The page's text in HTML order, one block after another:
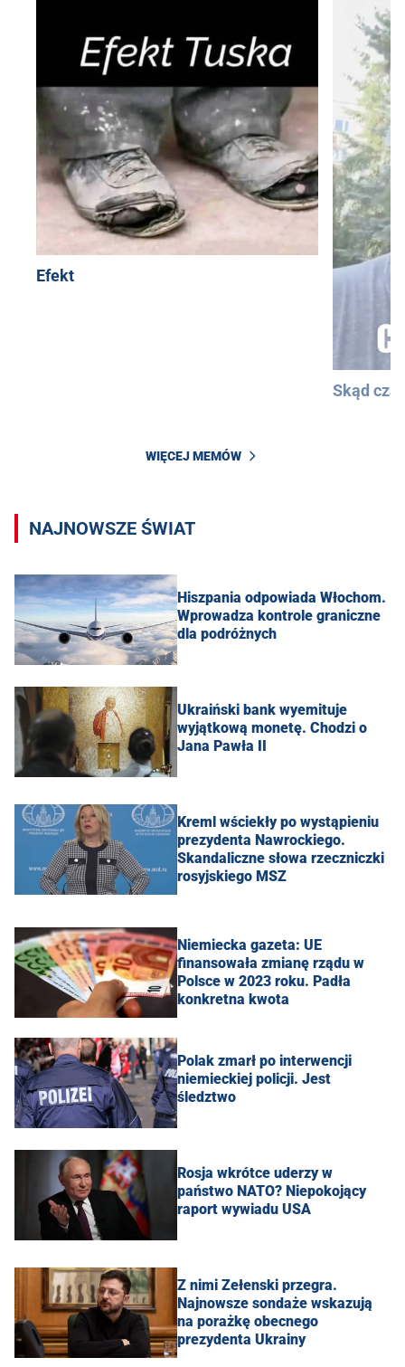
Efekt
Skąd
WIĘCEJ MEMÓW
NAJNOWSZE ŚWIAT
Hiszpania odpowiada Włochom.
Wprowadza kontrole graniczne
dla podróżnych
Ukraiński bank wyemituje
wyjątkową monetę. Chodzi o
Jana Pawła II
Kreml wściekły po wystąpieniu
prezydenta Nawrockiego.
Skandaliczne słowa rzeczniczki
rosyjskiego MSZ
Niemiecka gazeta: UE
finansowała zmianę rządu w
Polsce w 2023 roku. Padła
konkretna kwota
Polak zmarł po interwencji
niemieckiej policji. Jest
śledztwo
Rosja wkrótce uderzy w
państwo NATO? Niepokojący
raport wywiadu USA
Z nimi Zełenski przegra.
Najnowsze sondaże wskazują
na porażkę obecnego
prezydenta Ukrainy